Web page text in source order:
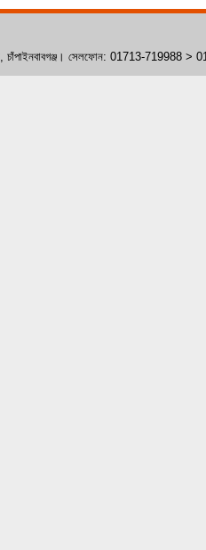
রোড, চাঁপাইনবাবগঞ্জ। সেলফোন: 01713-